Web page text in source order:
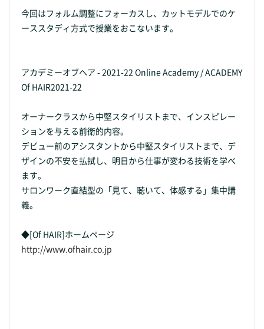
今回はフォルム調整にフォーカスし、カットモデルでのケ
ーススタディ方式で授業をおこないます。
アカデミーオブヘア - 2021-22 Online Academy / ACADEMY
Of HAIR2021-22
オーナークラスから中堅スタイリストまで、インスピレー
ションを与える前衛的内容。
デビュー前のアシスタントから中堅スタイリストまで、デ
ザインの不安を払拭し、明日から仕事が変わる技術を学べ
ます。
サロンワーク直結型の「見て、聴いて、体感する」集中講
義。
◆[Of HAIR]ホームページ
http://www.ofhair.co.jp